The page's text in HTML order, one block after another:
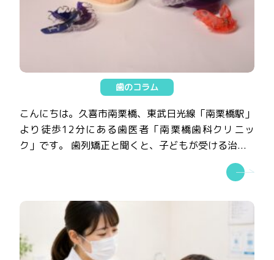
歯のコラム
こんにちは。久喜市南栗橋、東武日光線「南栗橋駅」
より徒歩12分にある歯医者「南栗橋歯科クリニッ
ク」です。 歯列矯正と聞くと、子どもが受ける治...